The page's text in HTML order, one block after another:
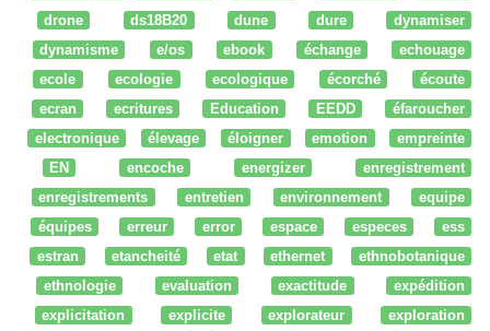
drone
ds18B20 dune dure
dynamiser
dynamisme
e/os ebook échange
echouage
ecole
ecologie ecologique écorché
écoute
ecran
ecritures Education EEDD
éfaroucher
electronique
élevage éloigner emotion
empreinte
EN
encoche energizer
enregistrement
enregistrements
entretien environnement
equipe
équipes
erreur error espace especes
ess
estran
etancheité etat ethernet
ethnobotanique
ethnologie
evaluation exactitude
expédition
explicitation
explicite explorateur
exploration